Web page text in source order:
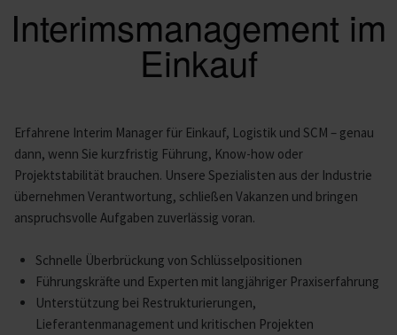
Interimsmanagement im
Einkauf
Erfahrene Interim Manager für Einkauf, Logistik und SCM – genau
dann, wenn Sie kurzfristig Führung, Know-how oder
Projektstabilität brauchen. Unsere Spezialisten aus der Industrie
übernehmen Verantwortung, schließen Vakanzen und bringen
anspruchsvolle Aufgaben zuverlässig voran.
Schnelle Überbrückung von Schlüsselpositionen
Führungskräfte und Experten mit langjähriger Praxiserfahrung
Unterstützung bei Restrukturierungen,
Lieferantenmanagement und kritischen Projekten